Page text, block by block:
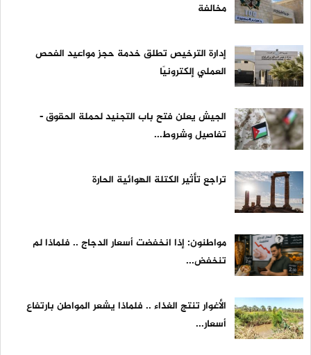
مخالفة
إدارة الترخيص تطلق خدمة حجز مواعيد الفحص
العملي إلكترونيًا
الجيش يعلن فتح باب التجنيد لحملة الحقوق -
تفاصيل وشروط...
تراجع تأثير الكتلة الهوائية الحارة
مواطنون: إذا انخفضت أسعار الدجاج .. فلماذا لم
تنخفض...
الأغوار تنتج الغذاء .. فلماذا يشعر المواطن بارتفاع
أسعار...